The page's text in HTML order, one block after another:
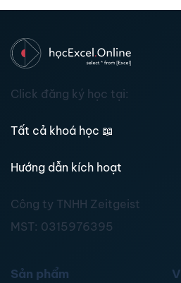
Click đăng ký học tại:
Tất cả khoá học 📖
Hướng dẫn kích hoạt
Công ty TNHH Zeitgeist
MST: 0315976395
Sản phẩm